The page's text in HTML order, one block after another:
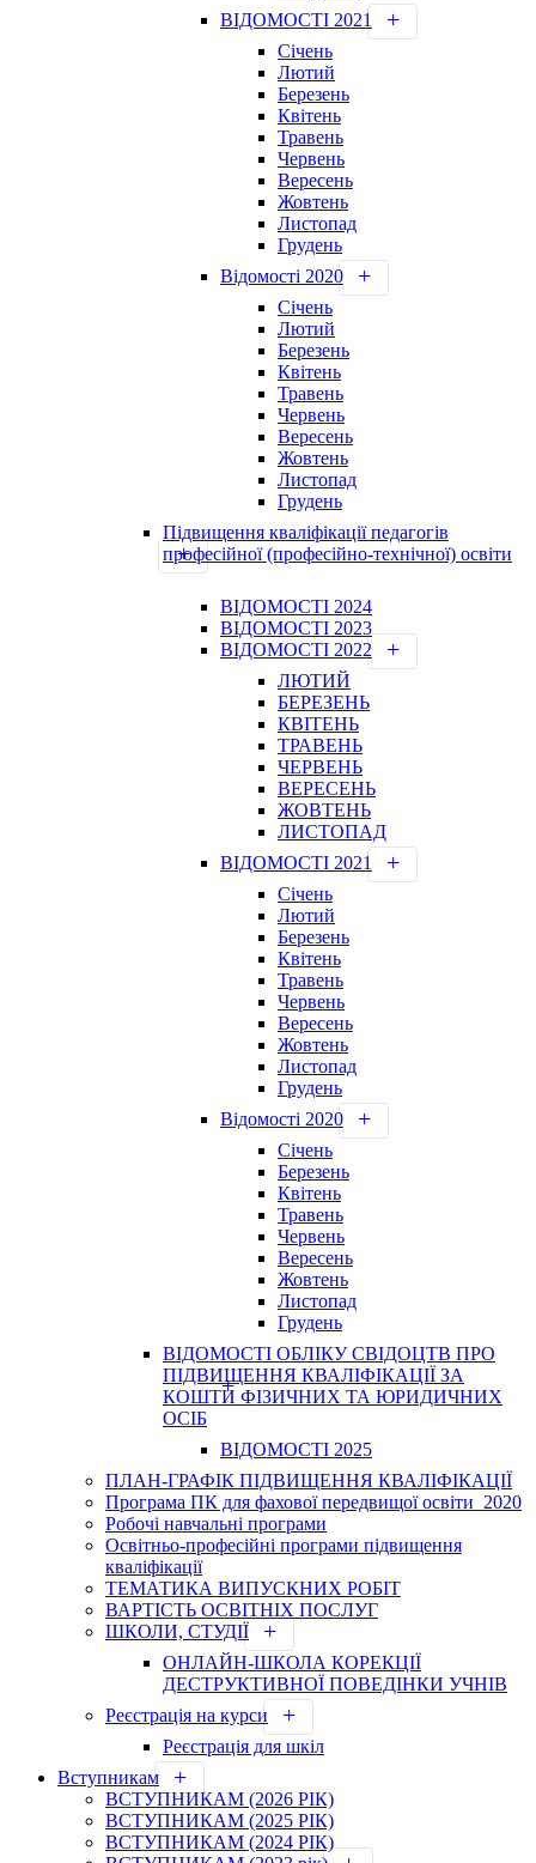
ВІДОМОСТІ 2021
Січень
Лютий
Березень
Квітень
Травень
Червень
Вересень
Жовтень
Листопад
Грудень
Відомості 2020
Січень
Лютий
Березень
Квітень
Травень
Червень
Вересень
Жовтень
Листопад
Грудень
Підвищення кваліфікації педагогів
професійної (професійно-технічної) освіти
ВІДОМОСТІ 2024
ВІДОМОСТІ 2023
ВІДОМОСТІ 2022
ЛЮТИЙ
БЕРЕЗЕНЬ
КВІТЕНЬ
ТРАВЕНЬ
ЧЕРВЕНЬ
ВЕРЕСЕНЬ
ЖОВТЕНЬ
ЛИСТОПАД
ВІДОМОСТІ 2021
Січень
Лютий
Березень
Квітень
Травень
Червень
Вересень
Жовтень
Листопад
Грудень
Відомості 2020
Січень
Березень
Квітень
Травень
Червень
Вересень
Жовтень
Листопад
Грудень
ВІДОМОСТІ ОБЛІКУ СВІДОЦТВ ПРО
ПІДВИЩЕННЯ КВАЛІФІКАЦІЇ ЗА
КОШТИ ФІЗИЧНИХ ТА ЮРИДИЧНИХ
ОСІБ
ВІДОМОСТІ 2025
ПЛАН-ГРАФІК ПІДВИЩЕННЯ КВАЛІФІКАЦІЇ
Програма ПК для фахової передвищої освіти_2020
Робочі навчальні програми
Освітньо-професійні програми підвищення
кваліфікації
ТЕМАТИКА ВИПУСКНИХ РОБІТ
ВАРТІСТЬ ОСВІТНІХ ПОСЛУГ
ШКОЛИ, СТУДІЇ
ОНЛАЙН-ШКОЛА КОРЕКЦІЇ
ДЕСТРУКТИВНОЇ ПОВЕДІНКИ УЧНІВ
Реєстрація на курси
Реєстрація для шкіл
Вступникам
ВСТУПНИКАМ (2026 РІК)
ВСТУПНИКАМ (2025 РІК)
ВСТУПНИКАМ (2024 РІК)